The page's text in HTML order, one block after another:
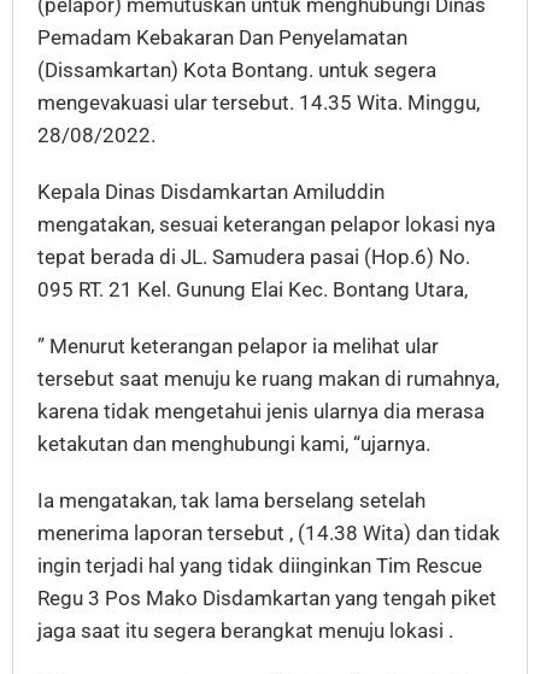
(pelapor) memutuskan untuk menghubungi Dinas
Pemadam Kebakaran Dan Penyelamatan
(Dissamkartan) Kota Bontang. untuk segera
mengevakuasi ular tersebut. 14.35 Wita. Minggu,
28/08/2022.
Kepala Dinas Disdamkartan Amiluddin
mengatakan, sesuai keterangan pelapor lokasi nya
tepat berada di JL. Samudera pasai (Hop.6) No.
095 RT. 21 Kel. Gunung Elai Kec. Bontang Utara,
” Menurut keterangan pelapor ia melihat ular
tersebut saat menuju ke ruang makan di rumahnya,
karena tidak mengetahui jenis ularnya dia merasa
ketakutan dan menghubungi kami, “ujarnya.
Ia mengatakan, tak lama berselang setelah
menerima laporan tersebut , (14.38 Wita) dan tidak
ingin terjadi hal yang tidak diinginkan Tim Rescue
Regu 3 Pos Mako Disdamkartan yang tengah piket
jaga saat itu segera berangkat menuju lokasi .